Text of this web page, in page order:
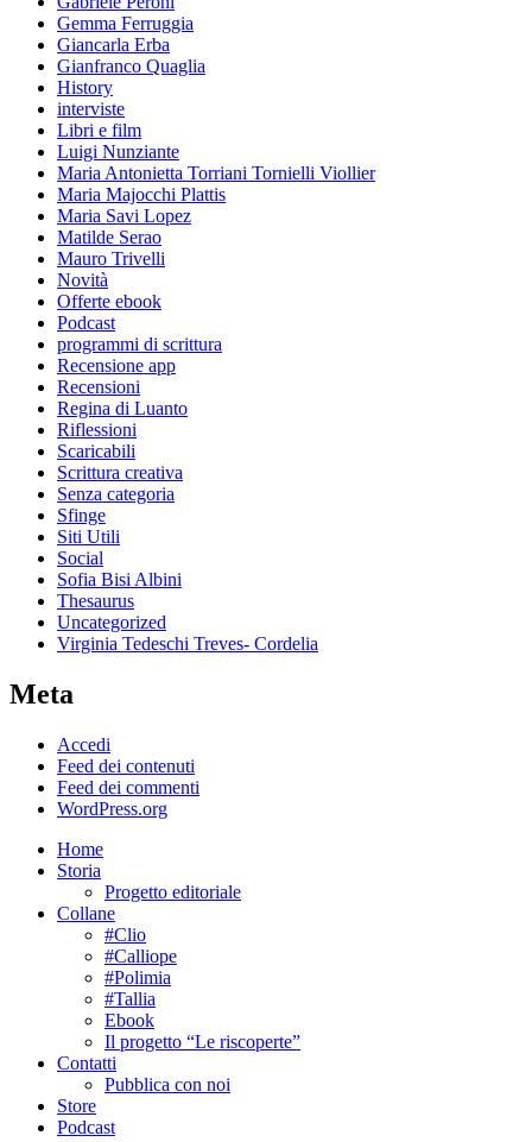
Gemma Ferruggia
Giancarla Erba
Gianfranco Quaglia
History
interviste
Libri e film
Luigi Nunziante
Maria Antonietta Torriani Tornielli Viollier
Maria Majocchi Plattis
Maria Savi Lopez
Matilde Serao
Mauro Trivelli
Novità
Offerte ebook
Podcast
programmi di scrittura
Recensione app
Recensioni
Regina di Luanto
Riflessioni
Scaricabili
Scrittura creativa
Senza categoria
Sfinge
Siti Utili
Social
Sofia Bisi Albini
Thesaurus
Uncategorized
Virginia Tedeschi Treves- Cordelia
Meta
Accedi
Feed dei contenuti
Feed dei commenti
WordPress.org
Home
Storia
Progetto editoriale
Collane
#Clio
#Calliope
#Polimia
#Tallia
Ebook
Il progetto “Le riscoperte”
Contatti
Pubblica con noi
Store
Podcast